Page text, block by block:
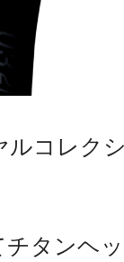
コレク
タンヘ